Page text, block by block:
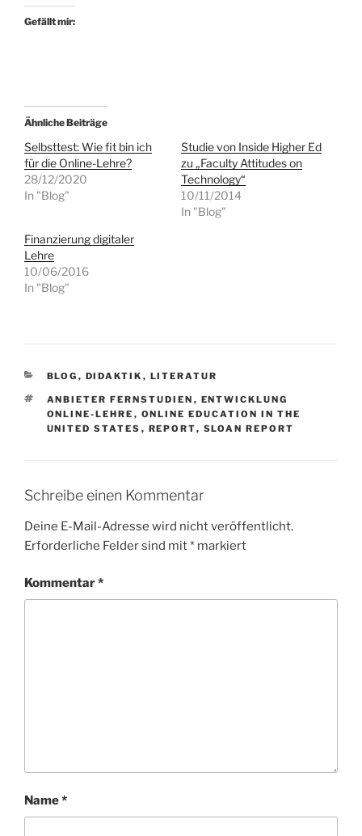
Gefällt mir:
Ähnliche Beiträge
Selbsttest: Wie fit bin ich
für die Online-Lehre?
28/12/2020
In "Blog"
Studie von Inside Higher Ed
zu „Faculty Attitudes on
Technology“
10/11/2014
In "Blog"
Finanzierung digitaler
Lehre
10/06/2016
In "Blog"
KATEGORIEN
BLOG , DIDAKTIK , LITERATUR
SCHLAGWÖRTER
ANBIETER FERNSTUDIEN , ENTWICKLUNG
ONLINE-LEHRE , ONLINE EDUCATION IN THE
UNITED STATES , REPORT, SLOAN REPORT
Schreibe einen Kommentar
Deine E-Mail-Adresse wird nicht veröffentlicht.
Erforderliche Felder sind mit* markiert
Kommentar*
Name*